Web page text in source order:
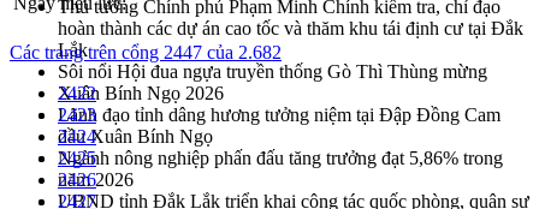
Thủ tướng Chính phủ Phạm Minh Chính kiểm tra, chỉ đạo
hoàn thành các dự án cao tốc và thăm khu tái định cư tại Đắk
Lắk
Sôi nổi Hội đua ngựa truyền thống Gò Thì Thùng mừng
Xuân Bính Ngọ 2026
Lãnh đạo tỉnh dâng hương tưởng niệm tại Đập Đồng Cam
đầu Xuân Bính Ngọ
Ngành nông nghiệp phấn đấu tăng trưởng đạt 5,86% trong
năm 2026
UBND tỉnh Đắk Lắk triển khai công tác quốc phòng, quân sự
Các trang trên cổng 2447 của 2.682
2422
2423
2424
2425
2426
2427